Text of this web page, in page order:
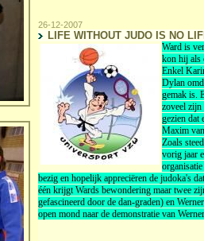
26-12-2007
LIFE WITHOUT JUDO IS NO
Ward is
kon hij als
Enkel
Dylan
gemak is.
zoveel zijn
gezien dat
Maxim
Zoals
vorig jaar
bezig en hopelijk appreciëren de judoka's
één krijgt Wards bewondering maar twee
gefascineerd door de dan-graden) en
open mond naar de demonstratie van